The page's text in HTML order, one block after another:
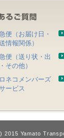
便（お届け日・
情報関係）
便（送り状・出
その他）
ネコメンバーズ
ービス
2015 Yamato